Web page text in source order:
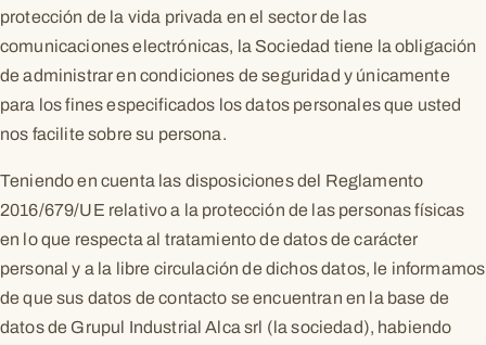
protección de la vida privada en el sector de las
comunicaciones electrónicas, la Sociedad tiene la obligación
de administrar en condiciones de seguridad y únicamente
para los fines especificados los datos personales que usted
nos facilite sobre su persona.
Teniendo en cuenta las disposiciones del Reglamento
2016/679/UE relativo a la protección de las personas físicas
en lo que respecta al tratamiento de datos de carácter
personal y a la libre circulación de dichos datos, le informamos
de que sus datos de contacto se encuentran en la base de
datos de Grupul Industrial Alca srl (la sociedad), habiendo